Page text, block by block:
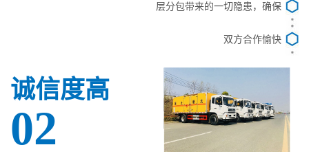
层分包带来的一切隐患，确保
双方合作愉快
诚信度高
02